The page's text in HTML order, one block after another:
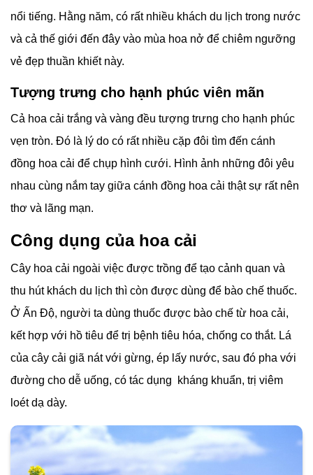
nổi tiếng. Hằng năm, có rất nhiều khách du lịch trong nước
và cả thế giới đến đây vào mùa hoa nở để chiêm ngưỡng
vẻ đẹp thuần khiết này.
Tượng trưng cho hạnh phúc viên mãn
Cả hoa cải trắng và vàng đều tượng trưng cho hạnh phúc
vẹn tròn. Đó là lý do có rất nhiều cặp đôi tìm đến cánh
đồng hoa cải để chụp hình cưới. Hình ảnh những đôi yêu
nhau cùng nắm tay giữa cánh đồng hoa cải thật sự rất nên
thơ và lãng mạn.
Công dụng của hoa cải
Cây hoa cải ngoài việc được trồng để tạo cảnh quan và
thu hút khách du lịch thì còn được dùng để bào chế thuốc.
Ở Ấn Độ, người ta dùng thuốc được bào chế từ hoa cải,
kết hợp với hồ tiêu để trị bệnh tiêu hóa, chống co thắt. Lá
của cây cải giã nát với gừng, ép lấy nước, sau đó pha với
đường cho dễ uống, có tác dụng kháng khuẩn, trị viêm
loét dạ dày.